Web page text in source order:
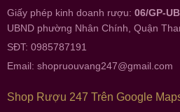
Giấy phép kinh doanh rượu: 06/GP-
UBND phường Nhân Chính, Quận
SĐT: 0985787191
Email: shopruouvang247@gmail.com
Shop Rượu 247 Trên Google